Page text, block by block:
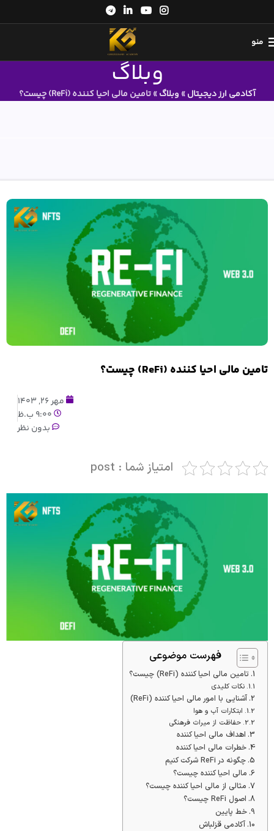
منو
وبلاگ
آکادمی ارز دیجیتال» وبلاگ»تامین مالی احیا کننده (ReFi) چیست؟
تامین مالی احیا کننده (ReFi) چیست؟
مهر 26, 1403
9:00 ب.ظ
بدون نظر
امتیاز شما : post
فهرست موضوعی
تامین مالی احیا کننده (ReFi) چیست؟
نکات کلیدی
آشنایی با امور مالی احیا کننده (ReFi)
ابتکارات آب و هوا
حفاظت از میراث فرهنگی
اهداف مالی احیا کننده
خطرات مالی احیا کننده
چگونه در ReFi شرکت کنیم
مالی احیا کننده چیست؟
مثالی از مالی احیا کننده چیست؟
اصول ReFi چیست؟
خط پایین
آکادمی قزلباش